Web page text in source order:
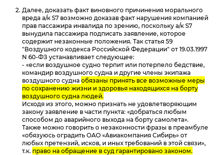
Далее, доказать факт виновного причинения морального
вреда а/к S7 возможно доказав факт нарушения компанией
прав пассажира инвалида по зрению, поскольку а/к S7
вынудила пассажира подписать заявление, которое
содержит незаконные положения. Так статья 59
"Воздушного кодекса Российской Федерации" от 19.03.1997
N 60-ФЗ устанавливает следующее:
- «если воздушное судно терпит или потерпело бедствие,
командир воздушного судна и другие члены экипажа
воздушного суднаобязаны принять все возможные меры
по сохранению жизни и здоровья находящихся на борту
воздушного судна людей.
Исходя из этого, можно признать не удовлетворяющим
закону заявление в части пункта: «добраться любым
способом до аварийного выхода на борту самолета».
Также можно говорить о незаконности фразы в преамбуле
«обязуюсь оградить ОАО «Авиакомпания Сибирь» от
любых претензий, исков, и иных требований в этой связи»,
т.к. право на обращение в суд гарантировано законом.